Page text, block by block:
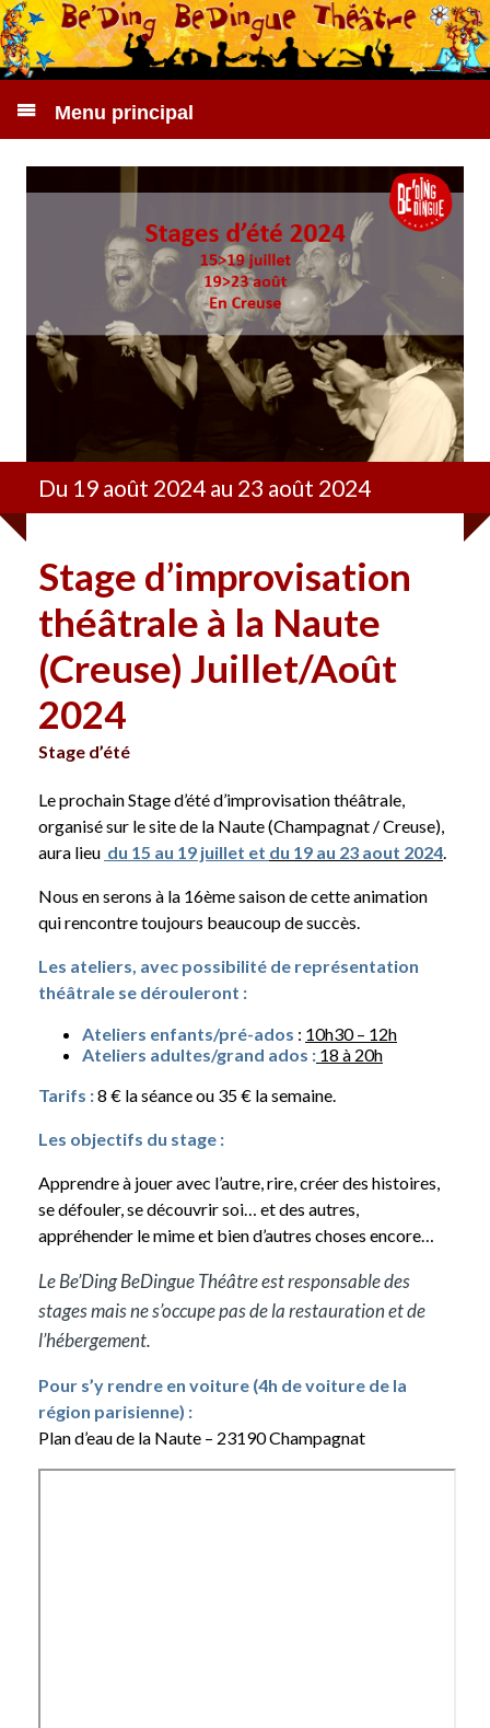
Menu principal
Du 19 août 2024 au 23 août 2024
Stage d’improvisation
théâtrale à la Naute
(Creuse) Juillet/Août
2024
Stage d’été
Le prochain Stage d’été d’improvisation théâtrale,
organisé sur le site de la Naute (Champagnat / Creuse),
aura lieu du 15 au 19 juillet et du 19 au 23 aout 2024
Nous en serons à la 16ème saison de cette animation
qui rencontre toujours beaucoup de succès.
Les ateliers, avec possibilité de représentation
théâtrale se dérouleront :
Ateliers enfants/pré-ados : 10h30 – 12h
Ateliers adultes/grand ados : 18 à 20h
Tarifs :8 € la séance ou 35 € la semaine.
Les objectifs du stage :
Apprendre à jouer avec l’autre, rire, créer des histoires,
se défouler, se découvrir soi… et des autres,
appréhender le mime et bien d’autres choses encore…
Le Be’Ding BeDingue Théâtre est responsable des
stages mais ne s’occupe pas de la restauration et de
l’hébergement.
Pour s’y rendre en voiture (4h de voiture de la
région parisienne) :
Plan d’eau de la Naute – 23190 Champagnat